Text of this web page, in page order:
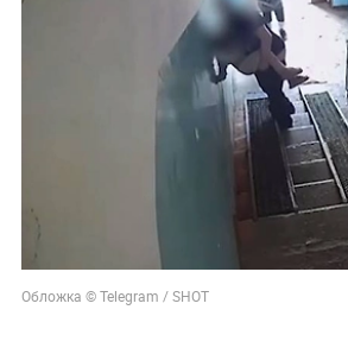
Обложка © Telegram / SHOT